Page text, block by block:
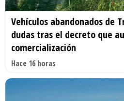
Vehículos abandonados de
dudas tras el decreto que
comercialización
Hace 16 horas